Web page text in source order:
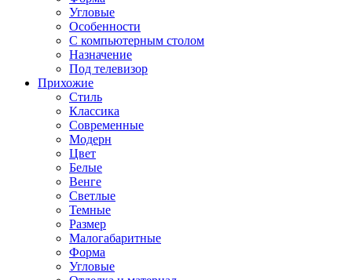
Угловые
Особенности
С компьютерным столом
Назначение
Под телевизор
Прихожие
Стиль
Классика
Современные
Модерн
Цвет
Белые
Венге
Светлые
Темные
Размер
Малогабаритные
Форма
Угловые